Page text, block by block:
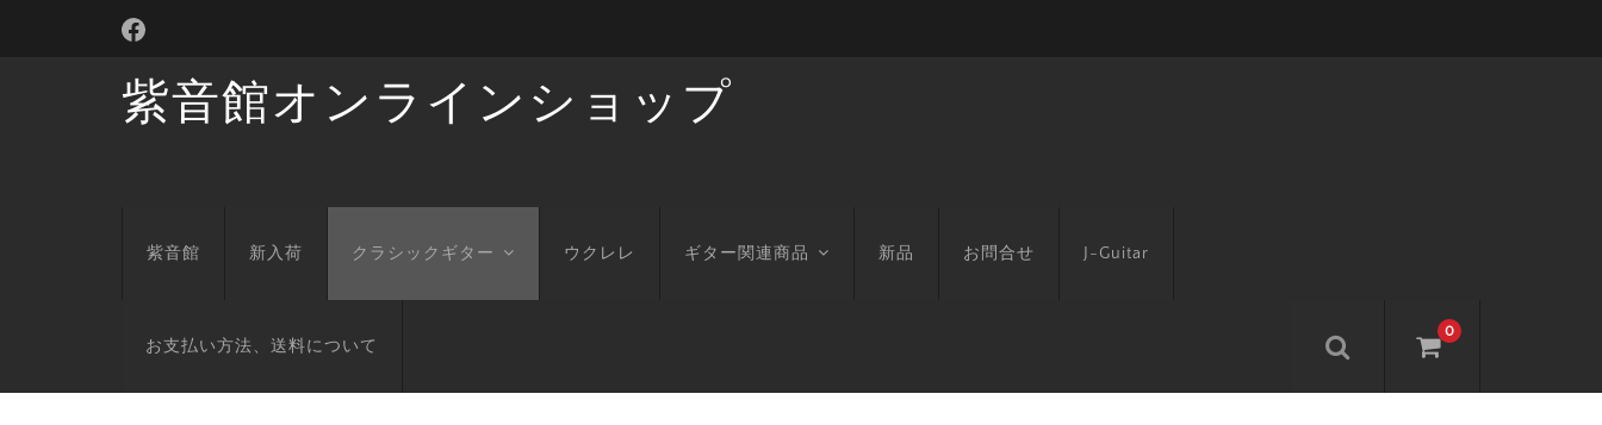
紫音館オンラインショップ
0
紫音館 新入荷 クラシックギター ウクレレ ギター関連商品 新品 お問合せ J-Guitar
お支払い方法、送料について